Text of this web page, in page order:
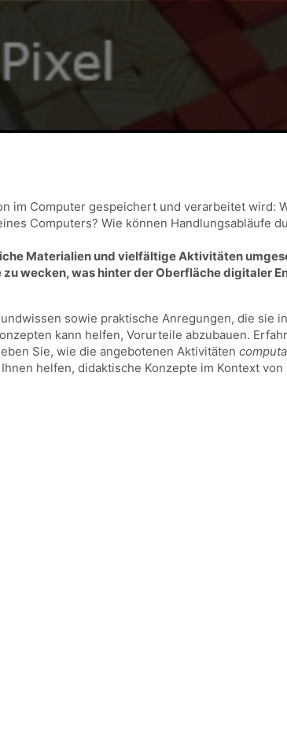
im Computer gespeichert und verarbeitet wird:
Computers? Wie können Handlungsabläufe
Materialien und vielfältige Aktivitäten
wecken, was hinter der Oberfläche digitaler
sowie praktische Anregungen, die sie
kann helfen, Vorurteile abzubauen.
Sie, wie die angebotenen Aktivitäten
helfen, didaktische Konzepte im Kontext